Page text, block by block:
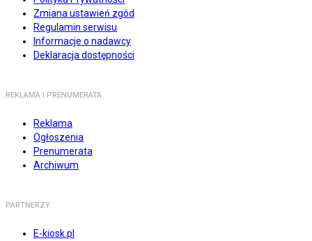
Zmiana ustawień zgód
Regulamin serwisu
Informacje o nadawcy
Deklaracja dostępności
REKLAMA I PRENUMERATA
Reklama
Ogłoszenia
Prenumerata
Archiwum
PARTNERZY
E-kiosk.pl